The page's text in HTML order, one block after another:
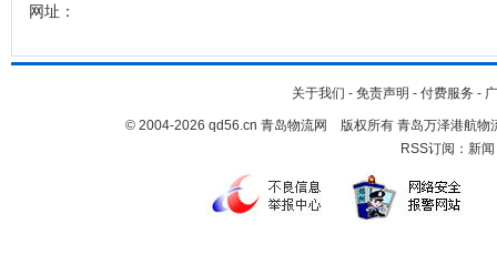
网址：
关于我们 - 免责声明 - 付费服务 -
© 2004-2026 qd56.cn 青岛物流网 版权所有 青岛万泽港航物
RSS订阅： 新闻